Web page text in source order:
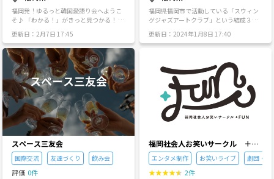
を頂いております！ なので、既存メンバ
ーの輪に入りづらい、身内ネタについて
た、とにかく安全、健全で女性参加者も
多いので女性の方も安心して参加できま
す！ 安全な理由は、"明確な規約"と違反
した方を即時に出禁にしているからです
👍 過去には 『マルチ商法の勧誘行為をし
た人』 『得たいの知れないイベントやセ
ミナーへ勧誘した人』 『女性に対して距
離が近くセクハラのような言動を取った
人』 『連絡先交換後に執拗に2人で会い
たいとアプローチし続けた人』 などの出
禁対象者が現れました🤦 運営側に「こう
いったことがあり困っている」「あの人
と会いたくない」などとご相談頂けまし
たら事実確認後にこちらで対処してま
す！ なので変な人はほぼいません！ 皆さ
んが安心して楽しめるサークル作りを心
歓迎です📩 一緒に楽しいサークルを作っ
ていきましょう！ お会いできるのを楽し
みにしています✨
福岡発！ゆるっと韓国愛語り会へようこ
そ♪ 「わかる！」がきっと見つかる！ 福
友達作りましょう☺︎ 数あるサークルの中
から、 当ページを見つけてくださりあり
がとうございます！ 福岡を拠点に「ゆる
～く、楽しく」韓国の話題で盛り上がる
社会人の友達作りサークルです😊 男女問
わず、韓国好きならどなたでも大歓迎！
◎このサークルで叶うこと✨ 「社会人に
なってから、趣味を語れる友達が減っ
た…」「周りにK-POP好きがいない…」
という方、 ぜひご参加ください！ ①実用
的な渡韓情報が手に入るかも(笑) 「次の
渡韓、どこ行く？」 「このお店の正直レ
ビューは？」 渡韓経験ある方もない方
も、ぜひ行ってみたい場所や韓国に行っ
てやりたいことなど語りましょう〜🇰🇷 ②
福岡の韓国トレンドが知れる⁉︎ 天神・博
更新日：2月7日 17:45
福岡県福岡市で活動している「スウィン
グジャズアートクラブ」という結成３２
ンペット、トロンボーンを募集中です。
楽器の経験があれば、ジャズは未経験で
神ショータイム、北九州JAZZ、関門まち
かどJAZZ、福岡市100フェス、青葉公園
音楽祭、クリスマスアドベントなどのフ
ェスへの出演が主な活動です。 リハーサ
ルは毎週日曜日の夜19：00～21：30に
博多区千代町のパピオ・ビー・ルームで
行っています。 メンバー構成ですが、２
のメンバーで活動しています。 レパート
リーはカウントベイシーから始まって、
スタンダード、ボサノバ、ジャズボーカ
ルものなど。 入団希望（練習見学希望）
の方、お気軽にお問い合わせください。
更新日：2024年1月8日 17:40
スペース三友会
国際交流 友達づくり 飲み会
評価 0件
福岡社会人お笑いサークル ＋Ｆ
ｕn
エンタメ制作 お笑いライブ 劇団・演
★★★★★ 2件